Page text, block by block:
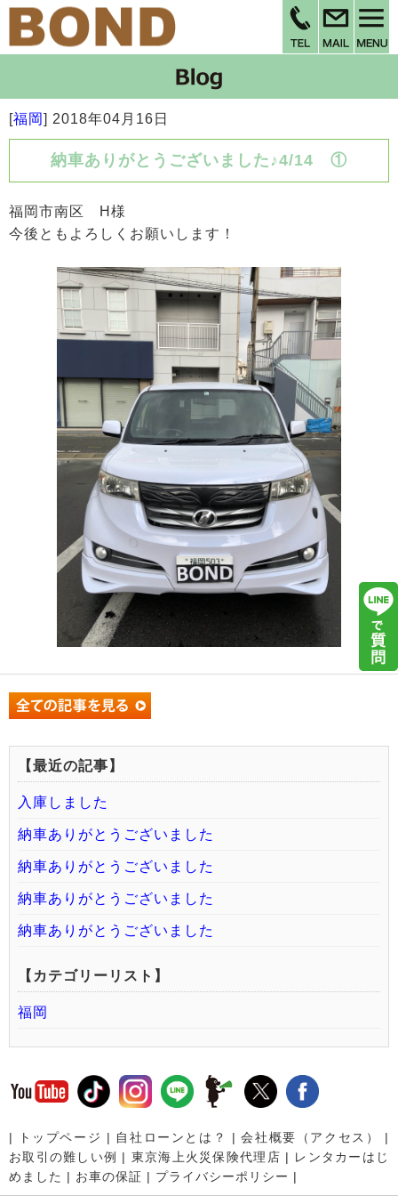
[福岡] 2018年04月16日
納車ありがとうございました♪4/14 ①
福岡市南区 H様
今後ともよろしくお願いします！
【最近の記事】
入庫しました
納車ありがとうございました
納車ありがとうございました
納車ありがとうございました
納車ありがとうございました
【カテゴリーリスト】
福岡
| トップページ | 自社ローンとは？ |会社概要（アクセス）
|
お取引の難しい例
| 東京海上火災保険代理店 | レンタカーはじ
めました | お車の保証 | プライバシーポリシー |